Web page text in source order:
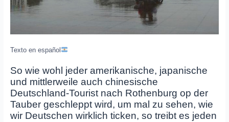
Texto en español
So wie wohl jeder amerikanische, japanische
und mittlerweile auch chinesische
Deutschland-Tourist nach Rothenburg op der
Tauber geschleppt wird, um mal zu sehen, wie
wir Deutschen wirklich ticken, so treibt es jeden